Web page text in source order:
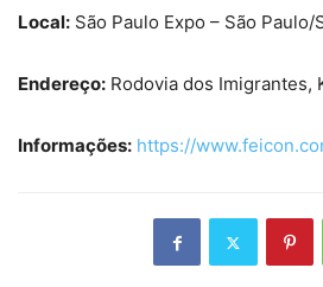
Local: São Paulo Expo – São Paulo/
Endereço: Rodovia dos Imigrantes,
Informações: https://